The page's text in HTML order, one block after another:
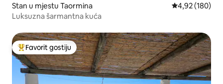
Stan u mjestu Taormina prosječna
4,92 (180)
Luksuzna šarmantna kuća
Glavni favorit gostiju
Favorit gostiju